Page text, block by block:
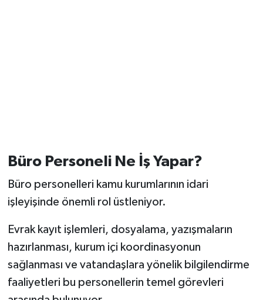
Büro Personeli Ne İş Yapar?
Büro personelleri kamu kurumlarının idari
işleyişinde önemli rol üstleniyor.
Evrak kayıt işlemleri, dosyalama, yazışmaların
hazırlanması, kurum içi koordinasyonun
sağlanması ve vatandaşlara yönelik bilgilendirme
faaliyetleri bu personellerin temel görevleri